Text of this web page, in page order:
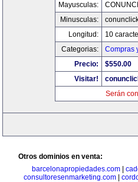
Mayusculas:
Minusculas:
Longitud:
10
Categorias:
Compras
Precio:
$550.00
Visitar!
Serán
Otros dominios en venta:
barcelonapropiedades.com|
consultoresenmarketing.com